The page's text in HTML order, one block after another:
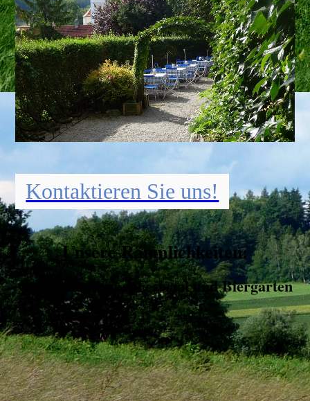
Kontaktieren Sie uns!
Unsere Räumlichkeiten:
Gastraum, Stube, Festsaal und Biergarten